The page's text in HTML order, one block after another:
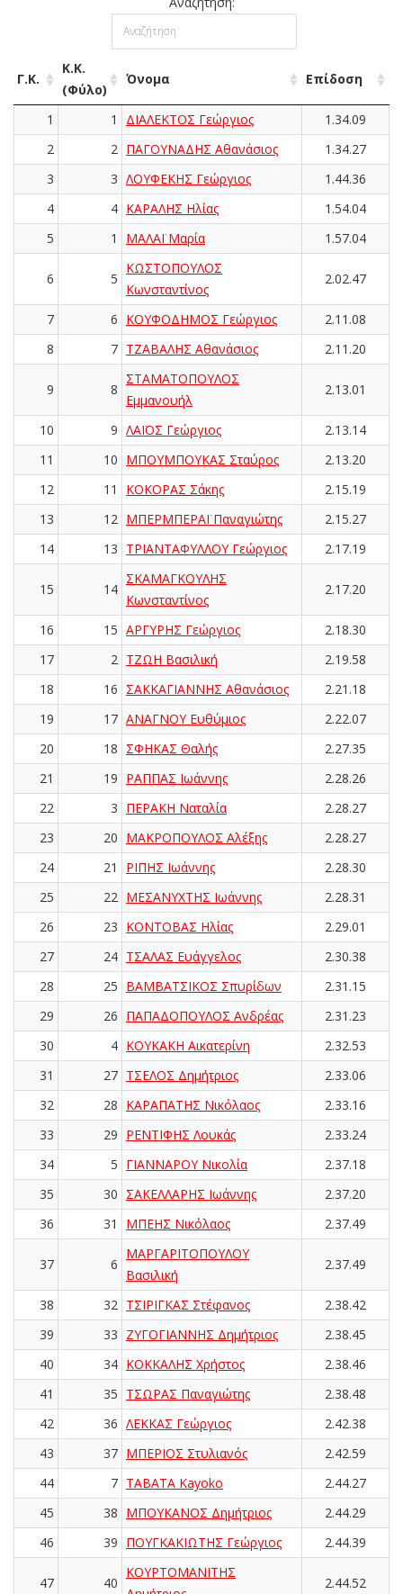
Γ.Κ.
Κ.Κ.
(Φύλο)
Όνομα Επίδοση
1 1 ΔΙΑΛΕΚΤΟΣ Γεώργιος
1.34.09
2
2 ΠΑΓΟΥΝΑΔΗΣ Αθανάσιος
1.34.27
3
3 ΛΟΥΦΕΚΗΣ Γεώργιος
1.44.36
4
4 ΚΑΡΑΛΗΣ Ηλίας
1.54.04
5
1 ΜΑΛΑΪ Μαρία 1.57.04
6 5
ΚΩΣΤΟΠΟΥΛΟΣ
Κωνσταντίνος
2.02.47
7 6 ΚΟΥΦΟΔΗΜΟΣ Γεώργιος
2.11.08
8
7 ΤΖΑΒΑΛΗΣ Αθανάσιος 2.11.20
9 8
ΣΤΑΜΑΤΟΠΟΥΛΟΣ
Εμμανουήλ
2.13.01
10 9 ΛΑΪΟΣ Γεώργιος
2.13.14
11
10 ΜΠΟΥΜΠΟΥΚΑΣ Σταύρος
2.13.20
12
11 ΚΟΚΟΡΑΣ Σάκης
2.15.19
13
12 ΜΠΕΡΜΠΕΡΑΪ Παναγιώτης
2.15.27
14
13 ΤΡΙΑΝΤΑΦΥΛΛΟΥ Γεώργιος 2.17.19
15 14
ΣΚΑΜΑΓΚΟΥΛΗΣ
Κωνσταντίνος
2.17.20
16 15 ΑΡΓΥΡΗΣ Γεώργιος
2.18.30
17
2 ΤΖΩΗ Βασιλική
2.19.58
18
16 ΣΑΚΚΑΓΙΑΝΝΗΣ Αθανάσιος
2.21.18
19
17 ΑΝΑΓΝΟΥ Ευθύμιος
2.22.07
20
18 ΣΦΗΚΑΣ Θαλής
2.27.35
21
19 ΡΑΠΠΑΣ Ιωάννης
2.28.26
22
3 ΠΕΡΑΚΗ Ναταλία
2.28.27
23
20 ΜΑΚΡΟΠΟΥΛΟΣ Αλέξης
2.28.27
24
21 ΡΙΠΗΣ Ιωάννης
2.28.30
25
22 ΜΕΣΑΝΥΧΤΗΣ Ιωάννης
2.28.31
26
23 ΚΟΝΤΟΒΑΣ Ηλίας
2.29.01
27
24 ΤΣΑΛΑΣ Ευάγγελος
2.30.38
28
25 ΒΑΜΒΑΤΣΙΚΟΣ Σπυρίδων
2.31.15
29
26 ΠΑΠΑΔΟΠΟΥΛΟΣ Ανδρέας
2.31.23
30
4 ΚΟΥΚΑΚΗ Αικατερίνη
2.32.53
31
27 ΤΣΕΛΟΣ Δημήτριος
2.33.06
32
28 ΚΑΡΑΠΑΤΗΣ Νικόλαος
2.33.16
33
29 ΡΕΝΤΙΦΗΣ Λουκάς
2.33.24
34
5 ΓΙΑΝΝΑΡΟΥ Νικολία
2.37.18
35
30 ΣΑΚΕΛΛΑΡΗΣ Ιωάννης
2.37.20
36
31 ΜΠΕΗΣ Νικόλαος 2.37.49
37 6
ΜΑΡΓΑΡΙΤΟΠΟΥΛΟΥ
Βασιλική
2.37.49
38 32 ΤΣΙΡΙΓΚΑΣ Στέφανος
2.38.42
39
33 ΖΥΓΟΓΙΑΝΝΗΣ Δημήτριος
2.38.45
40
34 ΚΟΚΚΑΛΗΣ Χρήστος
2.38.46
41
35 ΤΣΩΡΑΣ Παναγιώτης
2.38.48
42
36 ΛΕΚΚΑΣ Γεώργιος
2.42.38
43
37 ΜΠΕΡΙΟΣ Στυλιανός
2.42.59
44
7 TABATA Kayoko
2.44.27
45
38 ΜΠΟΥΚΑΝΟΣ Δημήτριος
2.44.29
46
39 ΠΟΥΓΚΑΚΙΩΤΗΣ Γεώργιος 2.44.39
47 40
ΚΟΥΡΤΟΜΑΝΙΤΗΣ
2.44.52